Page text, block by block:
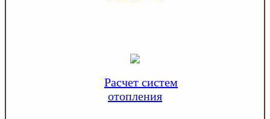
Расчет систем
отопления